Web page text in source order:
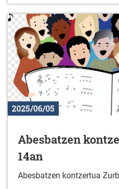
2025/06/05
Abesbatzen
14an
Abesbatzen kontzertua